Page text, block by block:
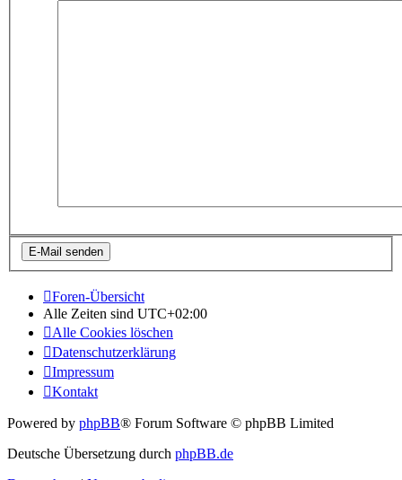
Foren-Übersicht
Alle Zeiten sind UTC+02:00
Alle Cookies löschen
Datenschutzerklärung
Impressum
Kontakt
Powered by phpBB® Forum Software © phpBB Limited
Deutsche Übersetzung durch phpBB.de